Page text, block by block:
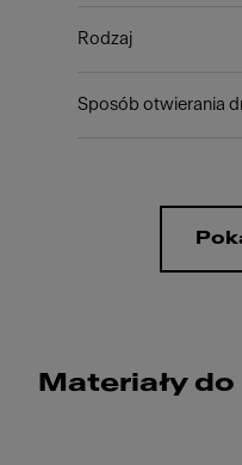
Rodzaj
Sposób otwierania
Materiały